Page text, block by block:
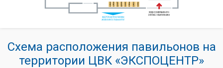
Схема расположения павильонов на
территории ЦВК «ЭКСПОЦЕНТР»